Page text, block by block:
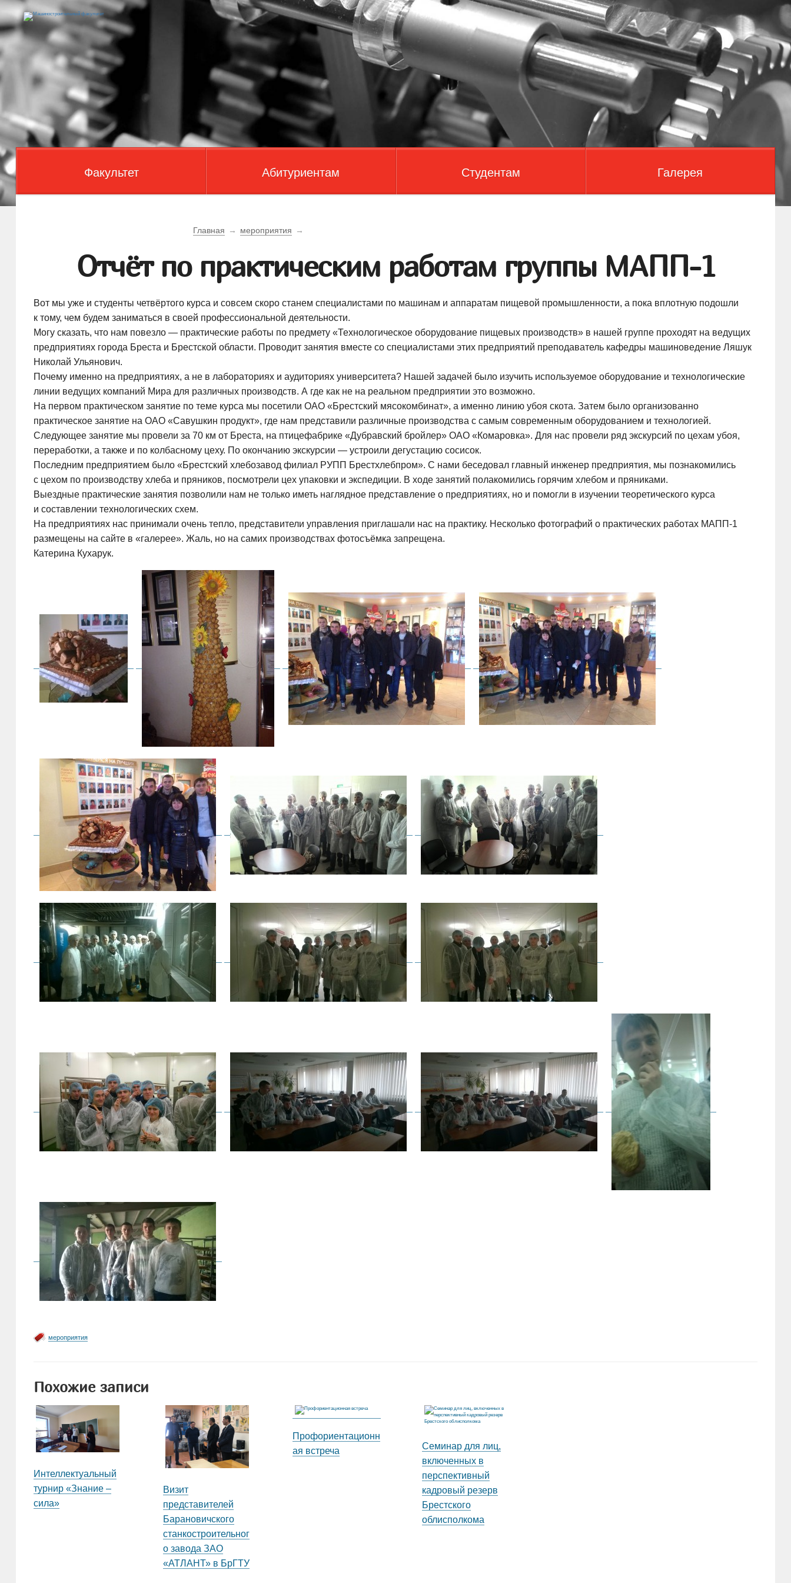
Факультет Абитуриентам Студентам Галерея
Главная → мероприятия →
Отчёт по практическим работам группы МАПП-1
Вот мы уже и студенты четвёртого курса и совсем скоро станем специалистами по машинам и аппаратам пищевой промышленности, а пока вплотную подошли
к тому, чем будем заниматься в своей профессиональной деятельности.
Могу сказать, что нам повезло — практические работы по предмету «Технологическое оборудование пищевых производств» в нашей группе проходят на ведущих
предприятиях города Бреста и Брестской области. Проводит занятия вместе со специалистами этих предприятий преподаватель кафедры машиноведение Ляшук
Николай Ульянович.
Почему именно на предприятиях, а не в лабораториях и аудиториях университета? Нашей задачей было изучить используемое оборудование и технологические
линии ведущих компаний Мира для различных производств. А где как не на реальном предприятии это возможно.
На первом практическом занятие по теме курса мы посетили ОАО «Брестский мясокомбинат», а именно линию убоя скота. Затем было организованно
практическое занятие на ОАО «Савушкин продукт», где нам представили различные производства с самым современным оборудованием и технологией.
Следующее занятие мы провели за 70 км от Бреста, на птицефабрике «Дубравский бройлер» ОАО «Комаровка». Для нас провели ряд экскурсий по цехам убоя,
переработки, а также и по колбасному цеху. По окончанию экскурсии — устроили дегустацию сосисок.
Последним предприятием было «Брестский хлебозавод филиал РУПП Брестхлебпром». С нами беседовал главный инженер предприятия, мы познакомились
с цехом по производству хлеба и пряников, посмотрели цех упаковки и экспедиции. В ходе занятий полакомились горячим хлебом и пряниками.
Выездные практические занятия позволили нам не только иметь наглядное представление о предприятиях, но и помогли в изучении теоретического курса
и составлении технологических схем.
На предприятиях нас принимали очень тепло, представители управления приглашали нас на практику. Несколько фотографий о практических работах МАПП-1
размещены на сайте в «галерее». Жаль, но на самих производствах фотосъёмка запрещена.
Катерина Кухарук.
мероприятия
Похожие записи
Интеллектуальный
турнир «Знание –
сила»
Визит
представителей
Барановичского
станкостроительног
о завода ЗАО
«АТЛАНТ» в БрГТУ
Профориентационн
ая встреча
Семинар для лиц,
включенных в
перспективный
кадровый резерв
Брестского
облисполкома